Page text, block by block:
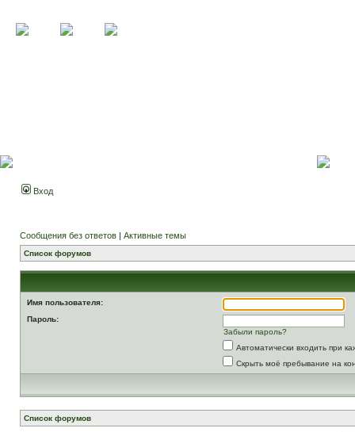
Вход
Сообщения без ответов | Активные темы
Список форумов
Имя пользователя:
Пароль:
Забыли пароль?
Автоматически входить при
Скрыть моё пребывание на
Список форумов